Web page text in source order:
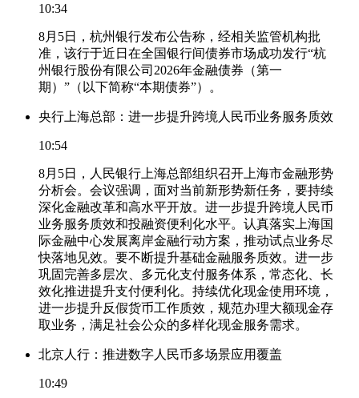
10:34
8月5日，杭州银行发布公告称，经相关监管机构批
准，该行于近日在全国银行间债券市场成功发行“杭
州银行股份有限公司2026年金融债券（第一
期）”（以下简称“本期债券”）。
央行上海总部：进一步提升跨境人民币业务服务质效
10:54
8月5日，人民银行上海总部组织召开上海市金融形势
分析会。会议强调，面对当前新形势新任务，要持续
深化金融改革和高水平开放。进一步提升跨境人民币
业务服务质效和投融资便利化水平。认真落实上海国
际金融中心发展离岸金融行动方案，推动试点业务尽
快落地见效。要不断提升基础金融服务质效。进一步
巩固完善多层次、多元化支付服务体系，常态化、长
效化推进提升支付便利化。持续优化现金使用环境，
进一步提升反假货币工作质效，规范办理大额现金存
取业务，满足社会公众的多样化现金服务需求。
北京人行：推进数字人民币多场景应用覆盖
10:49